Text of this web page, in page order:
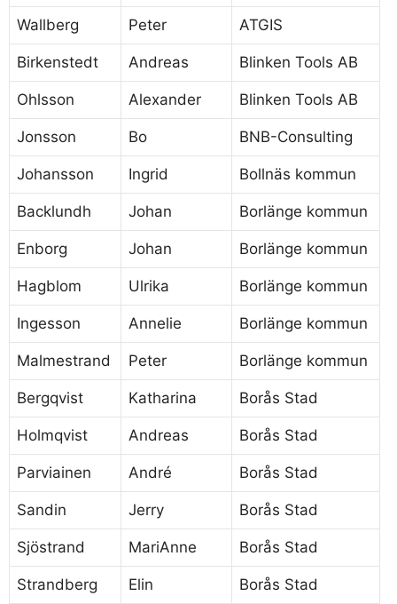
Wallberg Peter ATGIS
Birkenstedt Andreas Blinken Tools AB
Ohlsson Alexander Blinken Tools AB
Jonsson Bo BNB-Consulting
Johansson Ingrid Bollnäs kommun
Backlundh Johan Borlänge kommun
Enborg Johan Borlänge kommun
Hagblom Ulrika Borlänge kommun
Ingesson Annelie Borlänge kommun
Malmestrand Peter Borlänge kommun
Bergqvist Katharina Borås Stad
Holmqvist Andreas Borås Stad
Parviainen André Borås Stad
Sandin Jerry Borås Stad
Sjöstrand MariAnne Borås Stad
Strandberg Elin Borås Stad